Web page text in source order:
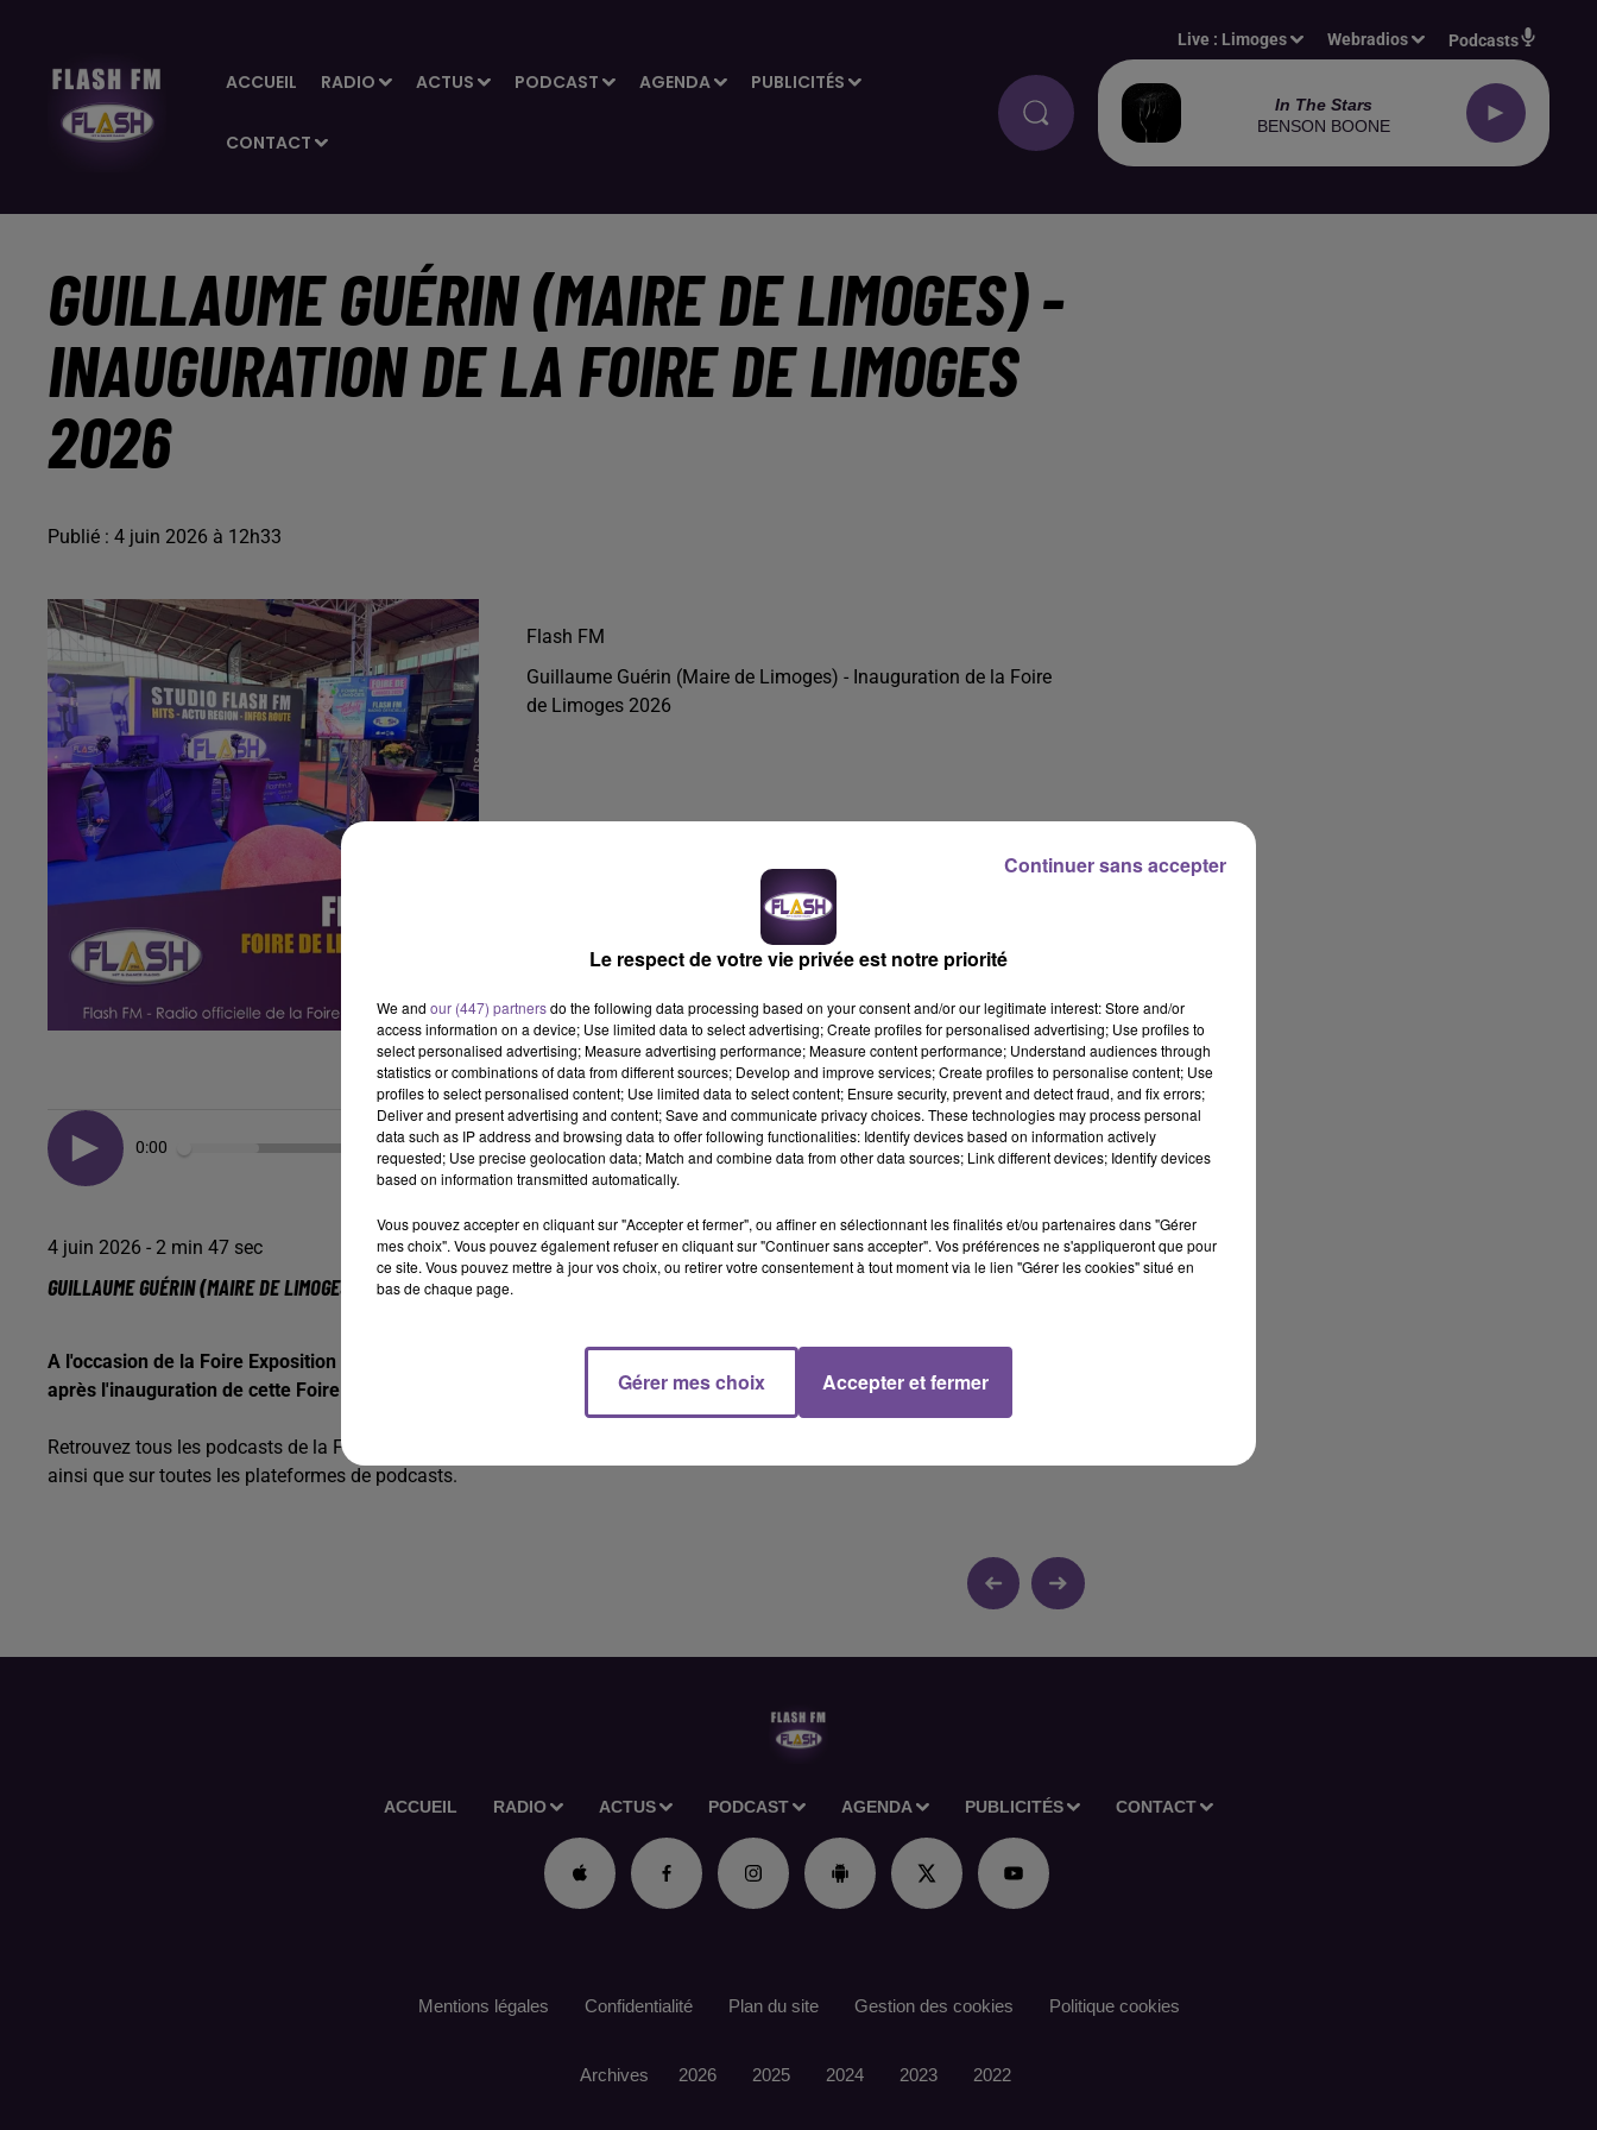
ACCUEIL RADIO ACTUS PODCAST AGENDA PUBLICITÉS
CONTACT
Live : Limoges Webradios Podcasts
In The Stars
BENSON BOONE
GUILLAUME GUÉRIN (MAIRE DE LIMOGES) -
INAUGURATION DE LA FOIRE DE LIMOGES
2026
Publié : 4 juin 2026 à 12h33
Flash FM
Guillaume Guérin (Maire de Limoges) - Inauguration de la Foire
de Limoges 2026
0:00 2 min 47 sec
4 juin 2026 - 2 min 47 sec
GUILLAUME GUÉRIN (MAIRE DE LIMOGES) - INAUGURATION DE LA FOIRE DE LIMOGES 2026
A l'occasion de la Foire Exposition de Limoges 2026, Guillaume Guérin, Maire de Limoges, réagit au micro de Flash FM
après l'inauguration de cette Foire le samedi 30 mai 2026.
Retrouvez tous les podcasts de la Foire de Limoges 2026 sur notre site flashfm.fr, sur notre application Flash FM France,
ainsi que sur toutes les plateformes de podcasts.
ACCUEIL RADIO ACTUS PODCAST AGENDA PUBLICITÉS CONTACT
Mentions légales Confidentialité Plan du site Gestion des cookies Politique cookies
Archives 2026 2025 2024 2023 2022
Le respect de votre vie privée est notre priorité
We and our (447) partnersdo the following data processing based on your consent and/or our legitimate interest: Store and/or
access information on a device; Use limited data to select advertising; Create profiles for personalised advertising; Use profiles to
select personalised advertising; Measure advertising performance; Measure content performance; Understand audiences through
statistics or combinations of data from different sources; Develop and improve services; Create profiles to personalise content; Use
profiles to select personalised content; Use limited data to select content; Ensure security, prevent and detect fraud, and fix errors;
Deliver and present advertising and content; Save and communicate privacy choices. These technologies may process personal
data such as IP address and browsing data to offer following functionalities: Identify devices based on information actively
requested; Use precise geolocation data; Match and combine data from other data sources; Link different devices; Identify devices
based on information transmitted automatically.
Vous pouvez accepter en cliquant sur "Accepter et fermer", ou affiner en sélectionnant les finalités et/ou partenaires dans "Gérer
mes choix". Vous pouvez également refuser en cliquant sur "Continuer sans accepter". Vos préférences ne s'appliqueront que pour
ce site. Vous pouvez mettre à jour vos choix, ou retirer votre consentement à tout moment via le lien "Gérer les cookies" situé en
bas de chaque page.
Gérer mes choix Accepter et fermer
Continuer sans accepter